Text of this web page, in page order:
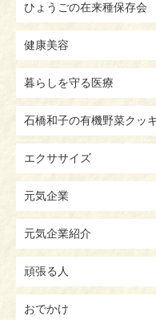
ひょうごの在来種保存会
健康美容
暮らしを守る医療
石橋和子の有機野菜クッ
エクササイズ
元気企業
元気企業紹介
頑張る人
おでかけ